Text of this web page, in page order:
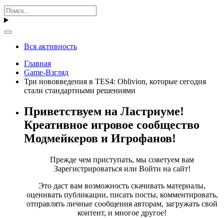
Вся активность
Главная
Game-Взгляд
Три нововведения в TES4: Oblivion, которые сегодня
стали стандартными решениями
Приветствуем на Ластриуме!
Креативное игровое сообщество
Модмейкеров и Игрофанов!
Прежде чем приступать, мы советуем вам
Зарегистрироваться или Войти на сайт!
Это даст вам возможность скачивать материалы,
оценивать публикации, писать посты, комментировать,
отправлять личные сообщения авторам, загружать свой
контент, и многое другое!